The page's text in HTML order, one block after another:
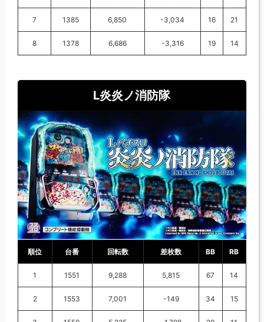
7 1385 6,850 -3,034 16 21
8 1378 6,686 -3,316 19 14
L炎炎ノ消防隊
順位 台番 回転数 差枚数 BB RB
1 1551 9,288 5,815 67 14
2 1553 7,001 -149 34 15